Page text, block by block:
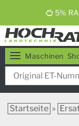
5%
Maschinen
Startseite »